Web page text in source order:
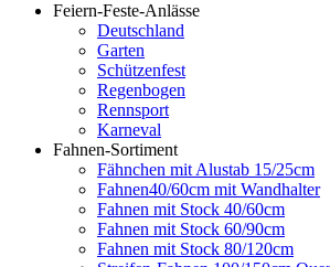
Feiern-Feste-Anlässe
Deutschland
Garten
Schützenfest
Regenbogen
Rennsport
Karneval
Fahnen-Sortiment
Fähnchen mit Alustab 15/25cm
Fahnen40/60cm mit Wandhalter
Fahnen mit Stock 40/60cm
Fahnen mit Stock 60/90cm
Fahnen mit Stock 80/120cm